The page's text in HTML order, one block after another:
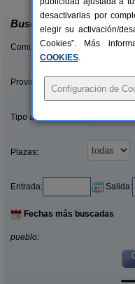
Buscar
Comunidades:
Provincias/Islas:
Tipo alquiler:
Plazas:
Entrada: Salida:
Fechas más buscadas
pueblo:
desactivarlas por
elegir su activación/
Cookies”. Más
COOKIES.